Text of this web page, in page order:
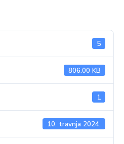
5
806.00 KB
1
10. travnja 2024.